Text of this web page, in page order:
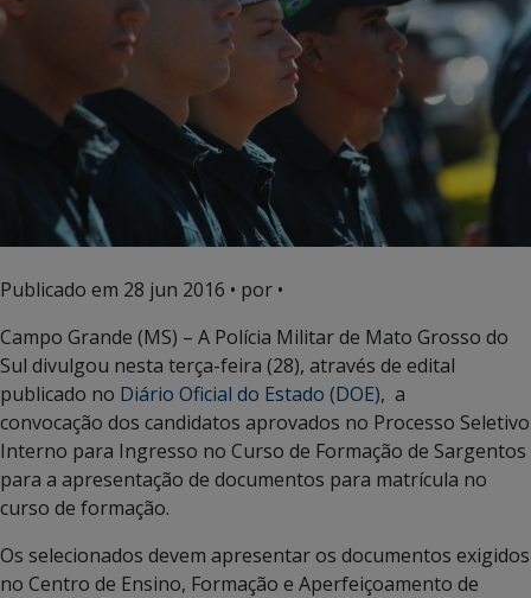
Publicado em 28 jun 2016 • por •
Campo Grande (MS) – A Polícia Militar de Mato Grosso do
Sul divulgou nesta terça-feira (28), através de edital
publicado no Diário Oficial do Estado (DOE), a
convocação dos candidatos aprovados no Processo Seletivo
Interno para Ingresso no Curso de Formação de Sargentos
para a apresentação de documentos para matrícula no
curso de formação.
Os selecionados devem apresentar os documentos exigidos
no Centro de Ensino, Formação e Aperfeiçoamento de